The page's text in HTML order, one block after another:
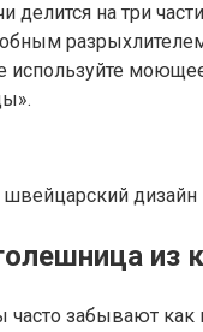
делится на три
разрыхлителем
используйте
дизайн
из
забывают как